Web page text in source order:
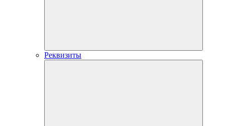
Реквизиты